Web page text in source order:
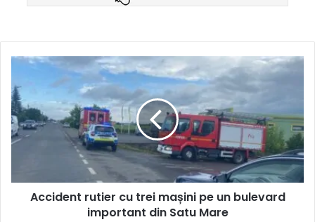
Accident rutier cu trei mașini pe un bulevard
important din Satu Mare